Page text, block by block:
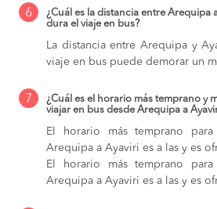
6
¿Cuál es la distancia entre Arequipa
dura el viaje en bus?
La distancia entre Arequipa y
viaje en bus puede demorar un
7
¿Cuál es el horario más temprano y
viajar en bus desde Arequipa a
El horario más temprano
Arequipa a Ayaviri es a las y es
El horario más temprano
Arequipa a Ayaviri es a las y es